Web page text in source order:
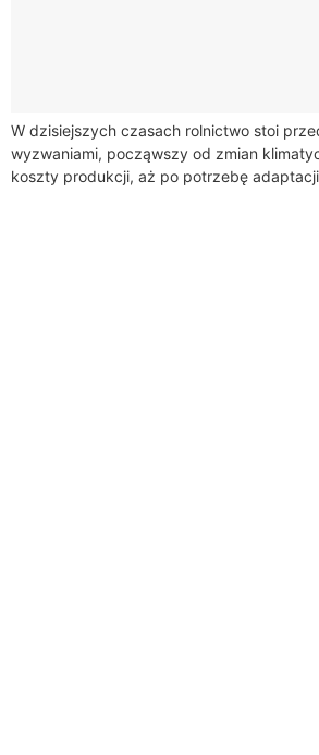
W dzisiejszych czasach rolnictwo stoi
wyzwaniami, począwszy od zmian
koszty produkcji, aż po potrzebę